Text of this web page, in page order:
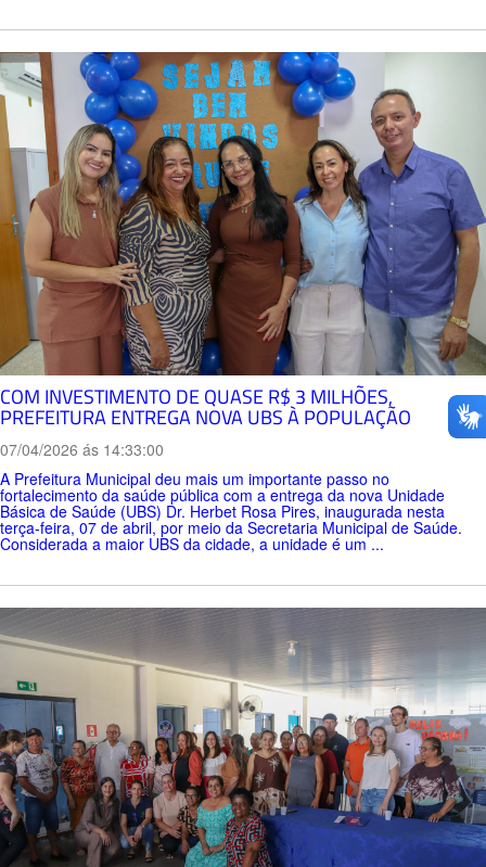
COM INVESTIMENTO DE QUASE R$ 3 MILHÕES,
PREFEITURA ENTREGA NOVA UBS À POPULAÇÃO
07/04/2026 ás 14:33:00
A Prefeitura Municipal deu mais um importante passo no
fortalecimento da saúde pública com a entrega da nova Unidade
Básica de Saúde (UBS) Dr. Herbet Rosa Pires, inaugurada nesta
terça-feira, 07 de abril, por meio da Secretaria Municipal de Saúde.
Considerada a maior UBS da cidade, a unidade é um ...